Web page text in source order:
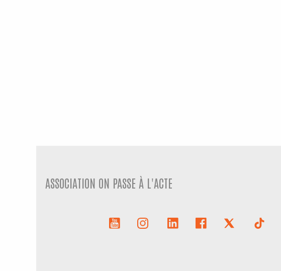
ASSOCIATION ON PASSE À L'ACTE